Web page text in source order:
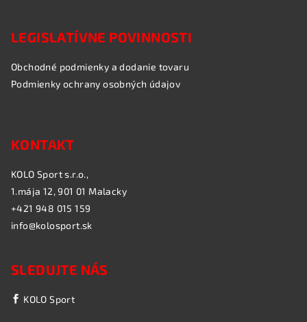
LEGISLATÍVNE POVINNOSTI
Obchodné podmienky a dodanie tovaru
Podmienky ochrany osobných údajov
KONTAKT
KOLO Sport s.r.o.,
1.mája 12, 901 01 Malacky
+421 948 015 159
info@kolosport.sk
SLEDUJTE NÁS
KOLO Sport